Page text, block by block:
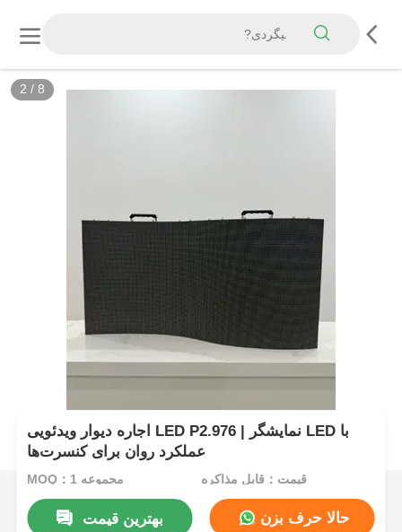
3 / 8
اجاره دیوار ویدئویی LED P2.976 | نمایشگر LED با
عملکرد روان برای کنسرت‌ها
MOQ：1 مجموعه قیمت：قابل مذاکره
بهترین قیمت حالا حرف بزن